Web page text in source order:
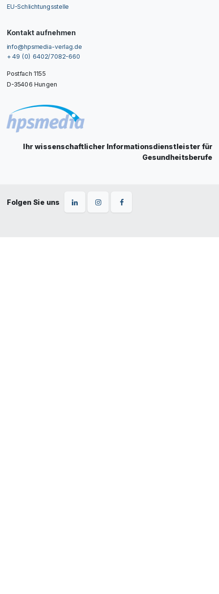
EU-Schlichtungsstelle
Kontakt aufnehmen
info@hpsmedia-verlag.de
+ 49 (0) 6402/7082-660
Postfach 1155
D-35406 Hungen
Ihr wissenschaftlicher Informationsdienstleister für
Gesundheitsberufe
Folgen Sie uns